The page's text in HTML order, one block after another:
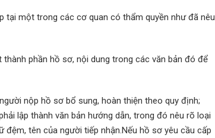
tại một trong các cơ quan có thẩm quyền như đã nêu
phần hồ sơ, nội dung trong các văn bản đó để
nộp hồ sơ bổ sung, hoàn thiện theo quy định;
lập thành văn bản hướng dẫn, trong đó nêu rõ loại
đệm, tên của người tiếp nhận.Nếu hồ sơ yêu cầu cấp